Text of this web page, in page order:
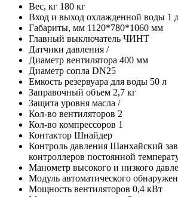
Вес, кг 180 кг
Вход и выход охлажденной воды 1
Габариты, мм 1120*780*1060 мм
Главный выключатель ЧИНТ
Датчики давления /
Диаметр вентилятора 400 мм
Диаметр сопла DN25
Емкость резервуара для воды 50 л
Заправочный объем 2,7 кг
Защита уровня масла /
Кол-во вентиляторов 2
Кол-во компрессоров 1
Контактор Шнайдер
Контроль давления Шанхайский
контроллеров постоянной
Манометр высокого и низкого
Модуль автоматического
Мощность вентиляторов 0,4 кВт